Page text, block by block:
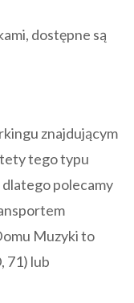
dostępne są
znajdującym
tego typu
polecamy
Muzyki to
71) lub